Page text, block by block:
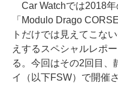
Car Watchでは2018年
「Modulo Drago
トだけでは見えてこな
えするスペシャルレポ
る。今回はその2回目、
イ（以下FSW）で開催